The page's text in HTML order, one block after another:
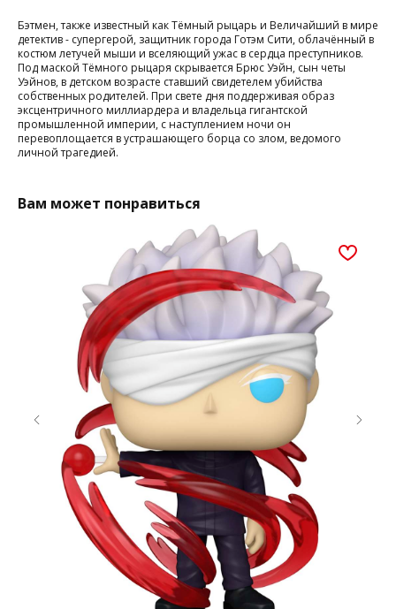
Бэтмен, также известный как Тёмный рыцарь и Величайший в мире
детектив - супергерой, защитник города Готэм Сити, облачённый в
костюм летучей мыши и вселяющий ужас в сердца преступников.
Под маской Тёмного рыцаря скрывается Брюс Уэйн, сын четы
Уэйнов, в детском возрасте ставший свидетелем убийства
собственных родителей. При свете дня поддерживая образ
эксцентричного миллиардера и владельца гигантской
промышленной империи, с наступлением ночи он
перевоплощается в устрашающего борца со злом, ведомого
личной трагедией.
Вам может понравиться